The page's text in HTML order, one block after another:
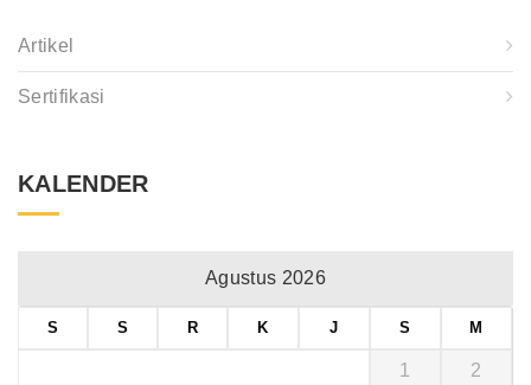
Artikel
Sertifikasi
KALENDER
Agustus 2026
S S R K J S M
1 2